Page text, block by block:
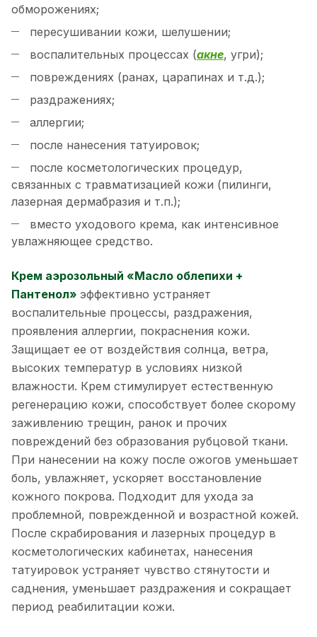
обморожениях;
пересушивании кожи, шелушении;
воспалительных процессах (акне, угри);
повреждениях (ранах, царапинах и т.д.);
раздражениях;
аллергии;
после нанесения татуировок;
после косметологических процедур,
связанных с травматизацией кожи (пилинги,
лазерная дермабразия и т.п.);
вместо уходового крема, как интенсивное
увлажняющее средство.
Крем аэрозольный «Масло облепихи +
Пантенол» эффективно устраняет
воспалительные процессы, раздражения,
проявления аллергии, покраснения кожи.
Защищает ее от воздействия солнца, ветра,
высоких температур в условиях низкой
влажности. Крем стимулирует естественную
регенерацию кожи, способствует более скорому
заживлению трещин, ранок и прочих
повреждений без образования рубцовой ткани.
При нанесении на кожу после ожогов уменьшает
боль, увлажняет, ускоряет восстановление
кожного покрова. Подходит для ухода за
проблемной, поврежденной и возрастной кожей.
После скрабирования и лазерных процедур в
косметологических кабинетах, нанесения
татуировок устраняет чувство стянутости и
саднения, уменьшает раздражения и сокращает
период реабилитации кожи.